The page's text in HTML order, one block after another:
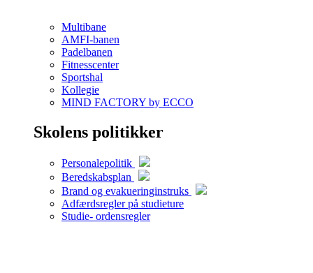
Multibane
AMFI-banen
Padelbanen
Fitnesscenter
Sportshal
Kollegie
MIND FACTORY by ECCO
Skolens politikker
Personalepolitik
Beredskabsplan
Brand og evakueringinstruks
Adfærdsregler på studieture
Studie- ordensregler